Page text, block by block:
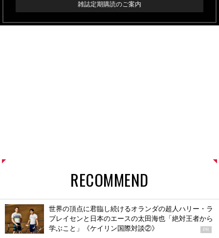
雑誌定期購読のご案内
RECOMMEND
世界の頂点に君臨し続けるオランダの超人ハリー・ラ
ブレイセンと日本のエースの太田海也「絶対王者から
学ぶこと」《ケイリン国際対談②》
PR